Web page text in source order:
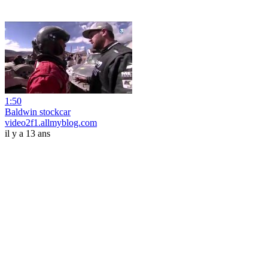
1:50
Baldwin stockcar
video2f1.allmyblog.com
il y a 13 ans